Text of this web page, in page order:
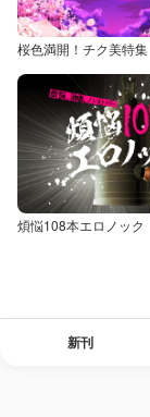
桜色満開！チク美特集
煩悩108本エロノック
新刊